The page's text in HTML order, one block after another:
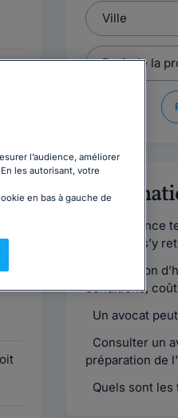
Compétence
comment s’y
Convention
conditions,
Un avocat
Consulter un
préparation de
Quels sont
l’audience, améliorer
les autorisant, votre
en bas à gauche de